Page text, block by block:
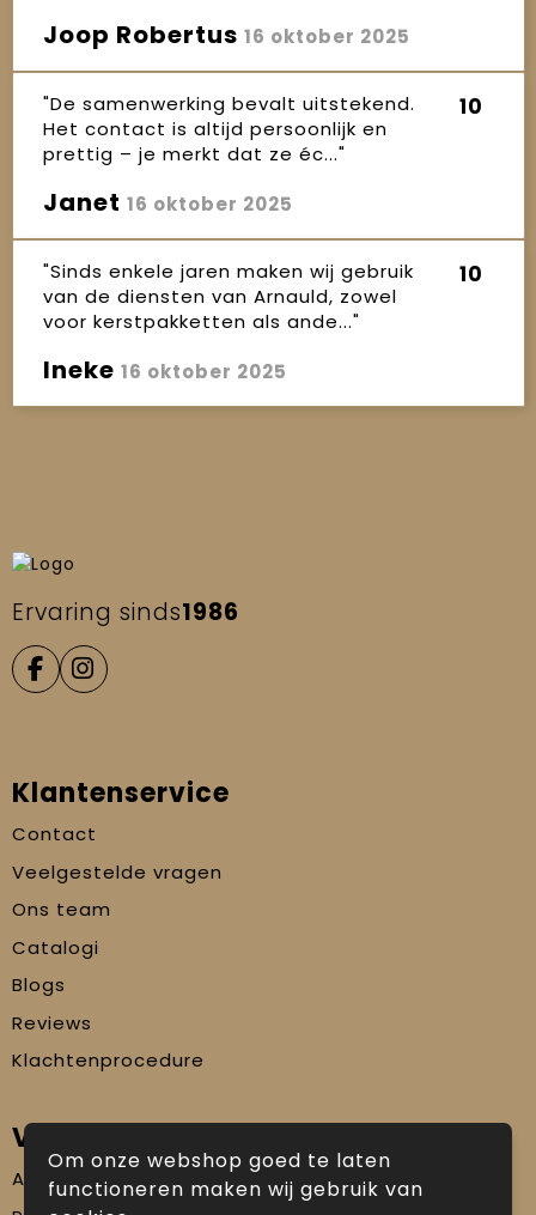
Joop Robertus 16 oktober 2025
"De samenwerking bevalt uitstekend.
Het contact is altijd persoonlijk en
prettig – je merkt dat ze éc..."
10
Janet 16 oktober 2025
"Sinds enkele jaren maken wij gebruik
van de diensten van Arnauld, zowel
voor kerstpakketten als ande..."
10
Ineke 16 oktober 2025
Ervaring sinds1986
Klantenservice
Contact
Veelgestelde vragen
Ons team
Catalogi
Blogs
Reviews
Klachtenprocedure
Veilig winkelen
Algemene voorwaarden
Om onze webshop goed te laten
functioneren maken wij gebruik van